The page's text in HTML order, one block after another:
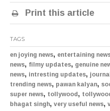
Print this article
TAGS
en joying news, entertaining
news, filmy updates, genuine
news, intresting updates,
trending news, pawan kalyan,
super news, tollywood,
bhagat singh, very useful news,